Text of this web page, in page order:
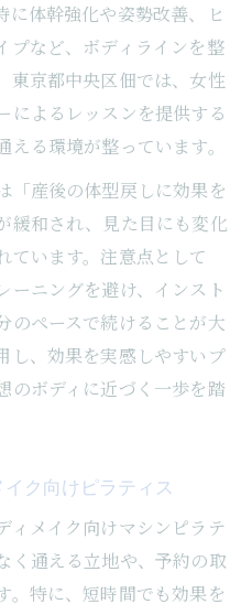
に体幹強化や姿勢改善、ヒ
プなど、ボディラインを整
東京都中央区佃では、女性
によるレッスンを提供する
る環境が整っています。
「産後の体型戻しに効果を
緩和され、見た目にも変化
ています。注意点として
ーニングを避け、インスト
のペースで続けることが大
し、効果を実感しやすいプ
のボディに近づく一歩を踏
ク向けピラティス
ィメイク向けマシンピラテ
く通える立地や、予約の取
。特に、短時間でも効果を